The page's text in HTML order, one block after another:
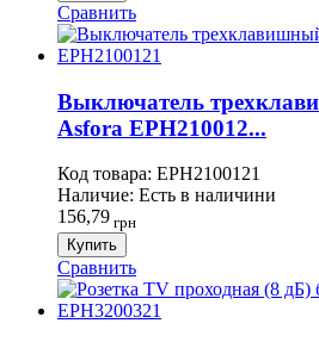
Сравнить
Выключатель
Asfora EPH210012...
Код товара: EPH2100121
Наличие: Есть в наличини
156,79 грн
Купить
Сравнить